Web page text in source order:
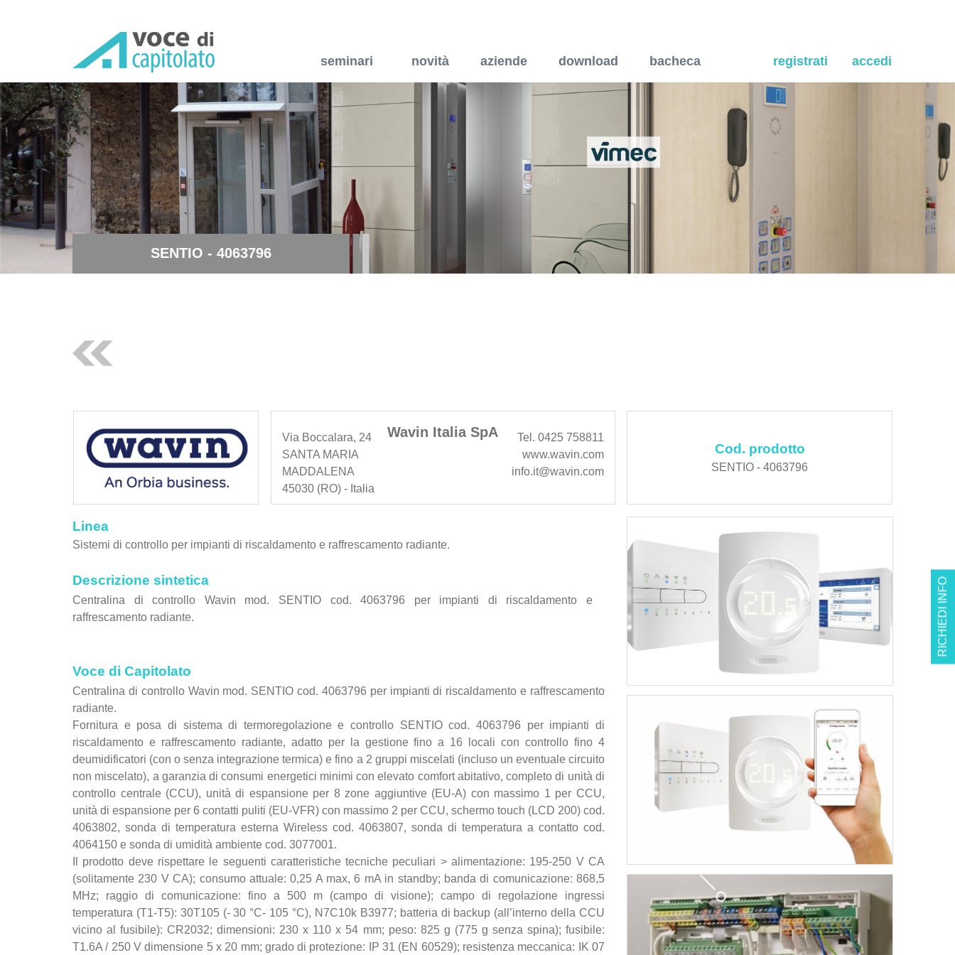
seminari novità aziende download bacheca registrati accedi
RICHIEDI INFO
SENTIO - 4063796
Wavin Italia SpA
Via Boccalara, 24
SANTA MARIA
MADDALENA
45030 (RO) - Italia
Tel. 0425 758811
www.wavin.com
info.it@wavin.com
Cod. prodotto
SENTIO - 4063796
Linea
Sistemi di controllo per impianti di riscaldamento e raffrescamento radiante.
Descrizione sintetica
Centralina di controllo Wavin mod. SENTIO cod. 4063796 per impianti di riscaldamento e
raffrescamento radiante.
Voce di Capitolato
Centralina di controllo Wavin mod. SENTIO cod. 4063796 per impianti di riscaldamento e raffrescamento
radiante.
Fornitura e posa di sistema di termoregolazione e controllo SENTIO cod. 4063796 per impianti di
riscaldamento e raffrescamento radiante, adatto per la gestione fino a 16 locali con controllo fino 4
deumidificatori (con o senza integrazione termica) e fino a 2 gruppi miscelati (incluso un eventuale circuito
non miscelato), a garanzia di consumi energetici minimi con elevato comfort abitativo, completo di unità di
controllo centrale (CCU), unità di espansione per 8 zone aggiuntive (EU-A) con massimo 1 per CCU,
unità di espansione per 6 contatti puliti (EU-VFR) con massimo 2 per CCU, schermo touch (LCD 200) cod.
4063802, sonda di temperatura esterna Wireless cod. 4063807, sonda di temperatura a contatto cod.
4064150 e sonda di umidità ambiente cod. 3077001.
Il prodotto deve rispettare le seguenti caratteristiche tecniche peculiari > alimentazione: 195-250 V CA
(solitamente 230 V CA); consumo attuale: 0,25 A max, 6 mA in standby; banda di comunicazione: 868,5
MHz; raggio di comunicazione: fino a 500 m (campo di visione); campo di regolazione ingressi
temperatura (T1-T5): 30T105 (- 30 °C- 105 °C), N7C10k B3977; batteria di backup (all’interno della CCU
vicino al fusibile): CR2032; dimensioni: 230 x 110 x 54 mm; peso: 825 g (775 g senza spina); fusibile:
T1.6A / 250 V dimensione 5 x 20 mm; grado di protezione: IP 31 (EN 60529); resistenza meccanica: IK 07